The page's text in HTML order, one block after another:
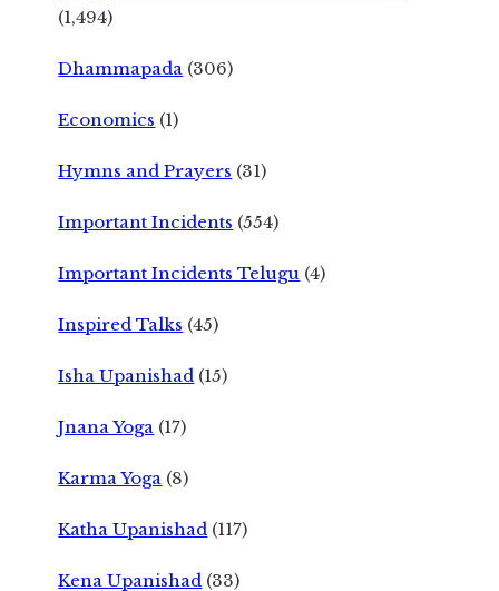
(1,494)
Dhammapada (306)
Economics (1)
Hymns and Prayers (31)
Important Incidents (554)
Important Incidents Telugu (4)
Inspired Talks (45)
Isha Upanishad (15)
Jnana Yoga (17)
Karma Yoga (8)
Katha Upanishad (117)
Kena Upanishad (33)